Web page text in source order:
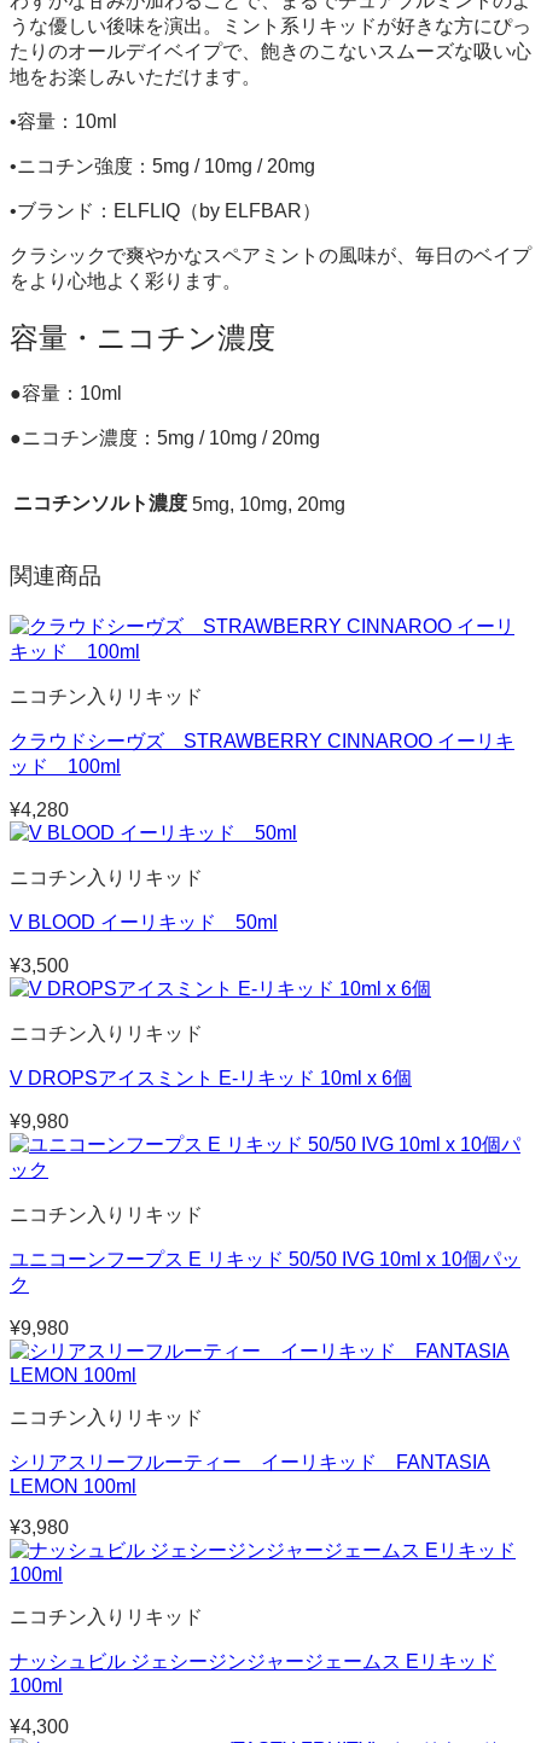
うな優しい後味を演出。ミント系リキッドが好きな方にぴっ
たりのオールデイベイプで、飽きのこないスムーズな吸い心
地をお楽しみいただけます。
•容量：10ml
•ニコチン強度：5mg / 10mg / 20mg
•ブランド：ELFLIQ（by ELFBAR）
クラシックで爽やかなスペアミントの風味が、毎日のベイプ
をより心地よく彩ります。
容量・ニコチン濃度
●容量：10ml
●ニコチン濃度：5mg / 10mg / 20mg
ニコチンソルト濃度 5mg, 10mg, 20mg
関連商品
ニコチン入りリキッド
クラウドシーヴズ STRAWBERRY CINNAROO イーリキ
ッド 100ml
¥4,280
ニコチン入りリキッド
V BLOOD イーリキッド 50ml
¥3,500
ニコチン入りリキッド
V DROPSアイスミント E-リキッド 10ml x 6個
¥9,980
ニコチン入りリキッド
ユニコーンフープス E リキッド 50/50 IVG 10ml x 10個パッ
ク
¥9,980
ニコチン入りリキッド
シリアスリーフルーティー イーリキッド FANTASIA
LEMON 100ml
¥3,980
ニコチン入りリキッド
ナッシュビル ジェシージンジャージェームス Eリキッド
100ml
¥4,300